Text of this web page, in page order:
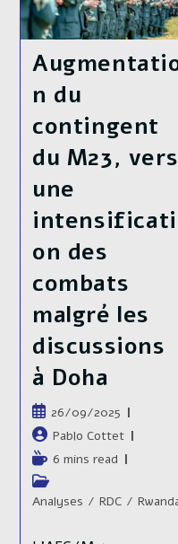
Au
Des
n du
contingent
du M23, vers
une
intensificati
on des
combats
malgré les
discussions
à Doha
Publication
publiée :
26/09/2025
Auteur/autrice
de
la
publication :
Pablo Cottet
Temps
de
lecture :
6 mins read
Post
category:
Analyses / RDC /
Les
inégalités
territoriales
de richesse
au Mexique,
une fracture
historique